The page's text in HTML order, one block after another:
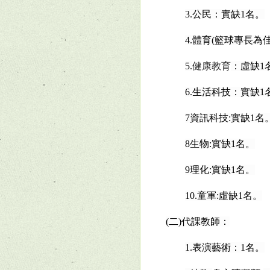
3.公民：實缺1名。
4.體育(籃球專長為
5.健康教育 ：虛缺1
6.生活科技：實缺1
7資訊科技:實缺1名。
8生物:實缺1名。
9理化:實缺1名。
10.童軍:虛缺1名。
(二)代課教師：
1.表演藝術： 1名。